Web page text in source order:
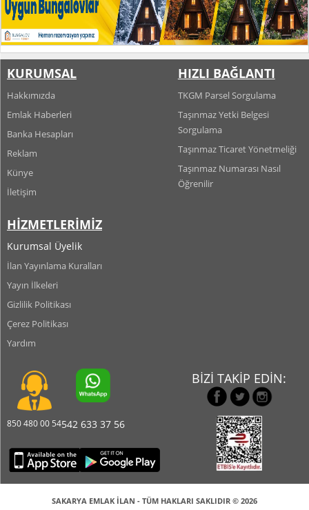
KURUMSAL
Hakkımızda
Emlak Haberleri
Banka Hesapları
Reklam
Künye
İletişim
HİZMETLERİMİZ
Kurumsal Üyelik
İlan Yayınlama Kuralları
Yayın İlkeleri
Gizlilik Politikası
Çerez Politikası
Yardım
HIZLI BAĞLANTI
TKGM Parsel Sorgulama
Taşınmaz Yetki Belgesi
Sorgulama
Taşınmaz Ticaret Yönetmeliği
Taşınmaz Numarası Nasıl
Öğrenilir
850 480 00 54542 633 37 56
BİZİ TAKİP EDİN:
SAKARYA EMLAK İLAN - TÜM HAKLARI SAKLIDIR © 2026